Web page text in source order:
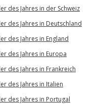
des Jahres in der Schweiz
des Jahres in Deutschland
des Jahres in England
des Jahres in Europa
des Jahres in Frankreich
des Jahres in Italien
des Jahres in Portugal